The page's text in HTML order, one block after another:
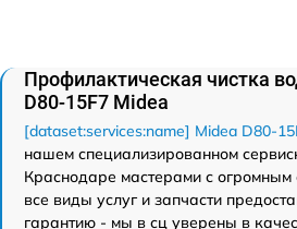
Профилактическая чистка
D80-15F7 Midea
[dataset:services:name] Midea D80-
нашем специализированном
Краснодаре мастерами с огромным
все виды услуг и запчасти
гарантию - мы в сц уверены в